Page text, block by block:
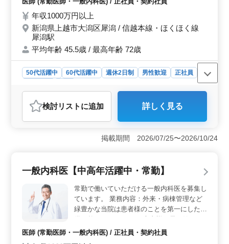
年収1000万円以上
新潟県上越市大潟区犀潟 / 信越本線・ほくほく線
犀潟駅
平均年齢 45.5歳 / 最高年齢 72歳
50代活躍中 60代活躍中 週休2日制 男性歓迎
正社員
おすすめポイント
＜キャリアアップも＞ 新潟県上越市に位置する医療施
設では、10年以上の経験豊富な一般内科医を募集してお
ただきます。専門知識を活かし、地域医療に貢献できま
科、重症心身障害など複数の診療科を擁し、これらの科
診療科との協力により、専門スキルをさらに磨くことが
できます。 ＜労働環境＞ 勤務は常勤で、土日祝の
休日を含む週休2日制です。社会保険完備や住宅手当など
の福利厚生も充実しており、長期的に働ける環境が整っ
ています。
検討リスト に追加 詳しく見る
掲載期間 2026/07/25〜2026/10/24
一般内科医【中高年活躍中・常勤】
常勤で働いていただける一般内科医を募集し
ています。 業務内容：外来・病棟管理など
緑豊かな当院は患者様のことを第一にした設
に過ごしていけるように私達と一緒に当院を
医師 (常勤医師・一般内科医) / 正社員・契約社員